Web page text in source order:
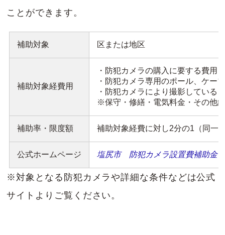
ことができます。
補助対象 区または地区
補助対象経費用
・防犯カメラの購入に要する費用
・防犯カメラ専用のポール、ケー
・防犯カメラにより撮影している
※保守・修繕・電気料金・その他
補助率・限度額 補助対象経費に対し2分の1（同一
公式ホームページ 塩尻市 防犯カメラ設置費補助金
※対象となる防犯カメラや詳細な条件などは公式
サイトよりご覧ください。